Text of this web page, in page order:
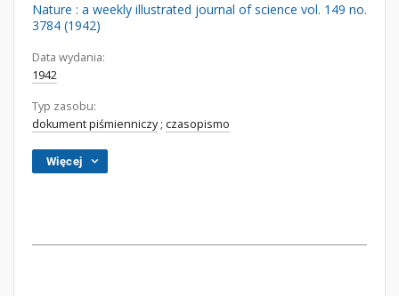
Nature : a weekly illustrated journal of science vol. 149 no.
3784 (1942)
Data wydania:
1942
Typ zasobu:
dokument piśmienniczy; czasopismo
Więcej